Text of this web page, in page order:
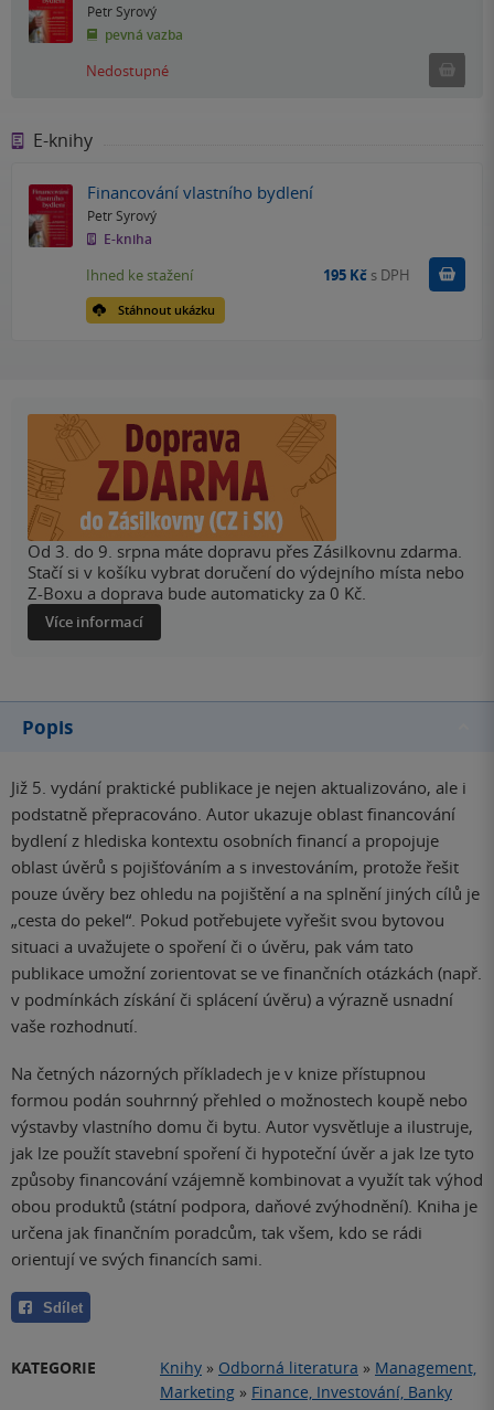
Petr Syrový
pevná vazba
Nedostupné
E-knihy
Financování vlastního bydlení
Petr Syrový
E-kniha
Stáhnout ukázku
Ihned ke stažení 195 Kč s DPH Koupit
Od 3. do 9. srpna máte dopravu přes Zásilkovnu zdarma.
Stačí si v košíku vybrat doručení do výdejního místa nebo
Z-Boxu a doprava bude automaticky za 0 Kč.
Více informací
Popis
Již 5. vydání praktické publikace je nejen aktualizováno, ale i
podstatně přepracováno. Autor ukazuje oblast financování
bydlení z hlediska kontextu osobních financí a propojuje
oblast úvěrů s pojišťováním a s investováním, protože řešit
pouze úvěry bez ohledu na pojištění a na splnění jiných cílů je
„cesta do pekel“. Pokud potřebujete vyřešit svou bytovou
situaci a uvažujete o spoření či o úvěru, pak vám tato
publikace umožní zorientovat se ve finančních otázkách (např.
v podmínkách získání či splácení úvěru) a výrazně usnadní
vaše rozhodnutí.
Na četných názorných příkladech je v knize přístupnou
formou podán souhrnný přehled o možnostech koupě nebo
výstavby vlastního domu či bytu. Autor vysvětluje a ilustruje,
jak lze použít stavební spoření či hypoteční úvěr a jak lze tyto
způsoby financování vzájemně kombinovat a využít tak výhod
obou produktů (státní podpora, daňové zvýhodnění). Kniha je
určena jak finančním poradcům, tak všem, kdo se rádi
orientují ve svých financích sami.
Sdílet
KATEGORIE Knihy » Odborná literatura » Management,
Marketing » Finance, Investování, Banky